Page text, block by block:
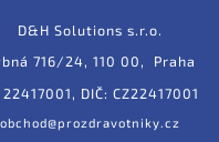
D&H Solutions s.r.o.
716/24, 110 00, Praha
22417001, DIČ: CZ22417001
obchod@prozdravotniky.cz